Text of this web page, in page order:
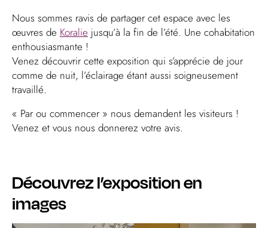
Nous sommes ravis de partager cet espace avec les
œuvres de Koralie jusqu’à la fin de l’été. Une cohabitation
enthousiasmante !
Venez découvrir cette exposition qui s’apprécie de jour
comme de nuit, l’éclairage étant aussi soigneusement
travaillé.
« Par ou commencer » nous demandent les visiteurs !
Venez et vous nous donnerez votre avis.
Découvrez l’exposition en
images